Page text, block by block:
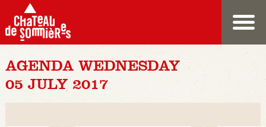
AGENDA WEDNESDAY
05 JULY 2017